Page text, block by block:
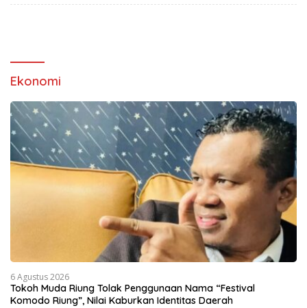
Ekonomi
6 Agustus 2026
Tokoh Muda Riung Tolak Penggunaan Nama “Festival
Komodo Riung”, Nilai Kaburkan Identitas Daerah